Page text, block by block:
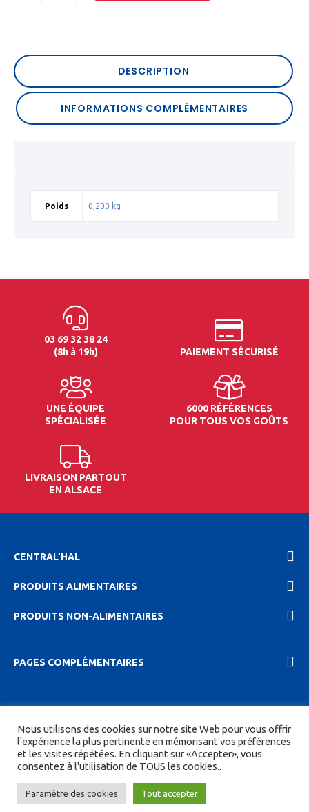
DESCRIPTION
INFORMATIONS COMPLÉMENTAIRES
Poids 0,200 kg
03 69 32 38 24
(8h à 19h)
PAIEMENT SÉCURISÉ
UNE ÉQUIPE
SPÉCIALISÉE
6000 RÉFÉRENCES
POUR TOUS VOS GOÛTS
LIVRAISON PARTOUT
EN ALSACE
CENTRAL’HAL
PRODUITS ALIMENTAIRES
PRODUITS NON-ALIMENTAIRES
PAGES COMPLÉMENTAIRES
confidentionalité| CGV| Tous droits réservés.
Site réalisé parDIGITICS etJoan HAEGELE
Nous utilisons des cookies sur notre site Web pour vous offrir
l'expérience la plus pertinente en mémorisant vos préférences
et les visites répétées. En cliquant sur «Accepter», vous
consentez à l'utilisation de TOUS les cookies..
Paramètre des cookies Tout accepter